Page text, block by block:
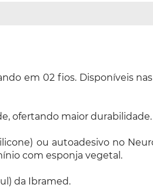
em 02 fios. Disponíveis
ofertando maior durabilidade.
ou autoadesivo no
com esponja vegetal.
da Ibramed.